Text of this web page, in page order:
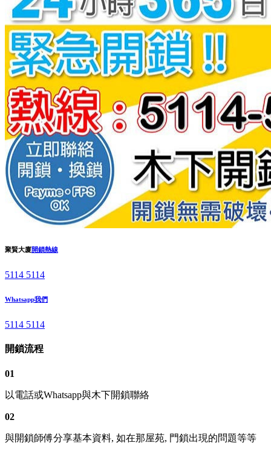
聚賢大廈開鎖熱線
5114 5114
Whatsapp我們
5114 5114
開鎖流程
01
以電話或Whatsapp與木下開鎖聯絡
02
與開鎖師傅分享基本資料, 如在那屋苑, 門鎖出現的問題等等